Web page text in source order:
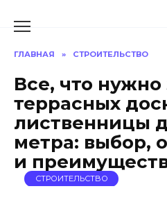
ГЛАВНАЯ » СТРОИТЕЛЬСТВО
Все, что нужно
террасных
лиственницы
метра: выбор,
и
СТРОИТЕЛЬСТВО